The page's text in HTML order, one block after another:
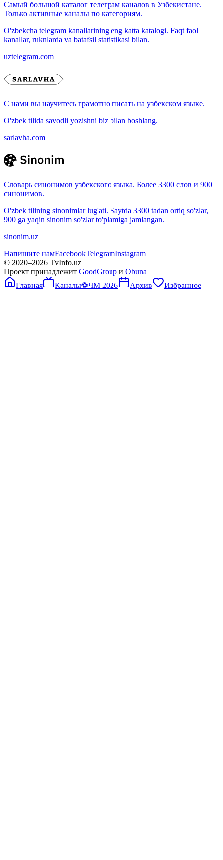
Самый большой каталог телеграм каналов в Узбекистане.
Только активные каналы по категориям.
O'zbekcha telegram kanallarining eng katta katalogi. Faqt faol
kanallar, ruknlarda va batafsil statistikasi bilan.
uztelegram.com
С нами вы научитесь грамотно писать на узбекском языке.
O'zbek tilida savodli yozishni biz bilan boshlang.
sarlavha.com
Словарь синонимов узбекского языка. Более 3300 слов и 900
синонимов.
O'zbek tilining sinonimlar lug'ati. Saytda 3300 tadan ortiq so'zlar,
900 ga yaqin sinonim so'zlar to'plamiga jamlangan.
sinonim.uz
Напишите намFacebookTelegramInstagram
© 2020–2026 TvInfo.uz
Проект принадлежит GoodGroup и Obuna
Главная
Каналы⚽ЧМ 2026 Архив Избранное